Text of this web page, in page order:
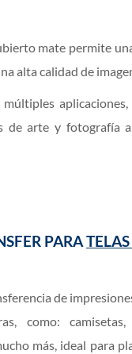
mate permite
alta calidad de
de arte y fotografía
PARA
de
como: camisetas,
más, ideal para